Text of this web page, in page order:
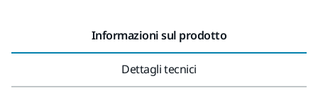
Informazioni sul prodotto
Dettagli tecnici